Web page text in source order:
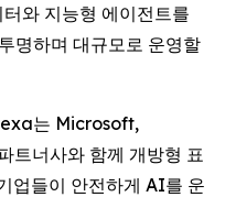
와 지능형 에이전트를
명하며 대규모로 운영할
는 Microsoft,
너사와 함께 개방형 표
업들이 안전하게 AI를 운